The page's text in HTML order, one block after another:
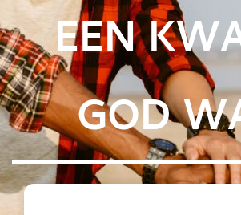
EEN
GOD